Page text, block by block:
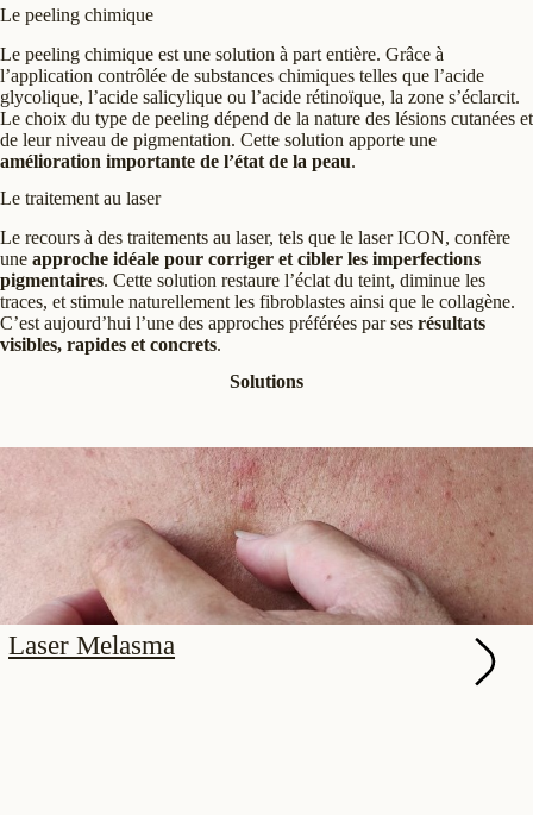
Le peeling chimique
Le peeling chimique est une solution à part entière. Grâce à
l’application contrôlée de substances chimiques telles que l’acide
glycolique, l’acide salicylique ou l’acide rétinoïque, la zone s’éclarcit.
Le choix du type de peeling dépend de la nature des lésions cutanées et
de leur niveau de pigmentation. Cette solution apporte une
amélioration importante de l’état de la peau.
Le traitement au laser
Le recours à des traitements au laser, tels que le laser ICON, confère
une approche idéale pour corriger et cibler les imperfections
pigmentaires. Cette solution restaure l’éclat du teint, diminue les
traces, et stimule naturellement les fibroblastes ainsi que le collagène.
C’est aujourd’hui l’une des approches préférées par ses résultats
visibles, rapides et concrets.
Solutions
Laser Melasma